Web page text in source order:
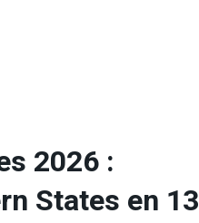
2026 :
States en 13